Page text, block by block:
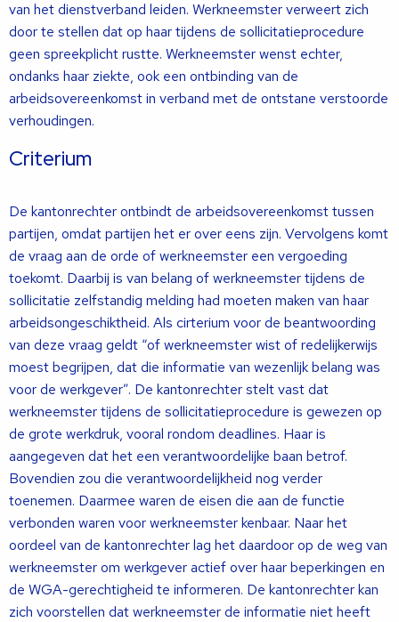
van het dienstverband leiden. Werkneemster verweert zich
door te stellen dat op haar tijdens de sollicitatieprocedure
geen spreekplicht rustte. Werkneemster wenst echter,
ondanks haar ziekte, ook een ontbinding van de
arbeidsovereenkomst in verband met de ontstane verstoorde
verhoudingen.
Criterium
De kantonrechter ontbindt de arbeidsovereenkomst tussen
partijen, omdat partijen het er over eens zijn. Vervolgens komt
de vraag aan de orde of werkneemster een vergoeding
toekomt. Daarbij is van belang of werkneemster tijdens de
sollicitatie zelfstandig melding had moeten maken van haar
arbeidsongeschiktheid. Als cirterium voor de beantwoording
van deze vraag geldt “of werkneemster wist of redelijkerwijs
moest begrijpen, dat die informatie van wezenlijk belang was
voor de werkgever”. De kantonrechter stelt vast dat
werkneemster tijdens de sollicitatieprocedure is gewezen op
de grote werkdruk, vooral rondom deadlines. Haar is
aangegeven dat het een verantwoordelijke baan betrof.
Bovendien zou die verantwoordelijkheid nog verder
toenemen. Daarmee waren de eisen die aan de functie
verbonden waren voor werkneemster kenbaar. Naar het
oordeel van de kantonrechter lag het daardoor op de weg van
werkneemster om werkgever actief over haar beperkingen en
de WGA-gerechtigheid te informeren. De kantonrechter kan
zich voorstellen dat werkneemster de informatie niet heeft